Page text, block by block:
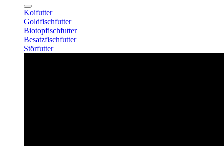
Koifutter
Goldfischfutter
Biotopfischfutter
Besatzfischfutter
Störfutter